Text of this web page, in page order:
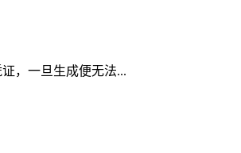
，一旦生成便无法...